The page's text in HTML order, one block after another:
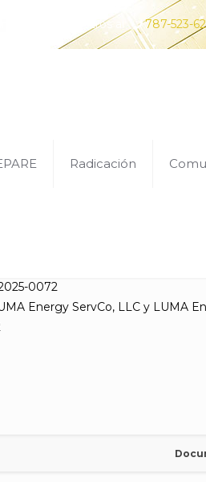
con nosotros al 787-523-
Radicación
0072
Energy ServCo, LLC y LUMA